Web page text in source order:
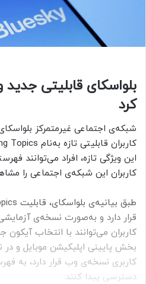
بلواسکای قابلیتی جدید
کرد
شبکه‌ی اجتماعی غیرمتمرکز
این ویژگی تازه، افراد می‌توانند
کاربران این شبکه‌ی اجتماعی را
کاربران می‌توانند با انتخاب
بخش پایینی اپلیکیشن موبایل و
دسترسی پیدا کنند.